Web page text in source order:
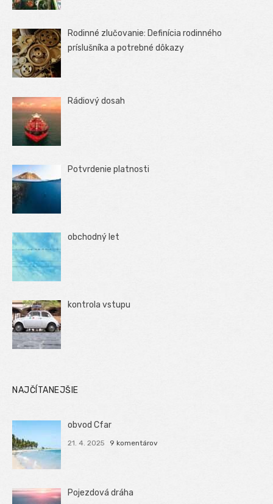
Rodinné zlučovanie: Definícia rodinného
príslušníka a potrebné dôkazy
Rádiový dosah
Potvrdenie platnosti
obchodný let
kontrola vstupu
NAJČÍTANEJŠIE
obvod Cfar
21. 4. 2025 9 komentárov
Pojezdová dráha